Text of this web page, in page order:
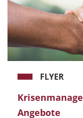
FLYER
Angebote